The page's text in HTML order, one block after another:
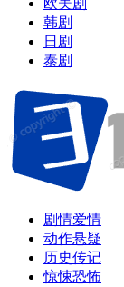
欧美剧
韩剧
日剧
泰剧
剧情爱情
动作悬疑
历史传记
惊悚恐怖